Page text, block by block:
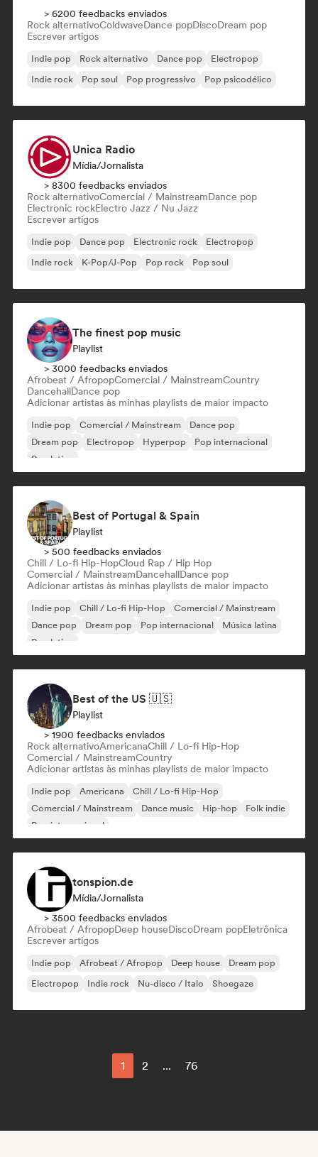
> 6200 feedbacks enviados
Rock alternativoColdwaveDance popDiscoDream pop
Escrever artigos
Indie pop Rock alternativo Dance pop
Electropop
Indie rock
Pop soul Pop progressivo Pop psicodélico
Unica Radio
Mídia/Jornalista
> 8300 feedbacks enviados
Rock alternativoComercial / MainstreamDance pop
Electronic rockElectro Jazz / Nu Jazz
Escrever artigos
Indie pop Dance pop Electronic rock
Electropop
Indie rock
K-Pop/J-Pop Pop rock Pop soul
The finest pop music
Playlist
> 3000 feedbacks enviados
Afrobeat / AfropopComercial / MainstreamCountry
DancehallDance pop
Adicionar artistas às minhas playlists de maior impacto
Indie pop Comercial / Mainstream
Dance pop
Dream pop
Electropop Hyperpop
Pop internacional
Pop latino
Best of Portugal & Spain
Playlist
> 500 feedbacks enviados
Chill / Lo-fi Hip-HopCloud Rap / Hip Hop
Comercial / MainstreamDancehallDance pop
Adicionar artistas às minhas playlists de maior impacto
Indie pop Chill / Lo-fi Hip-Hop
Comercial / Mainstream
Dance pop
Dream pop Pop internacional
Música latina
Pop latino
Best of the US 🇺🇸
Playlist
> 1900 feedbacks enviados
Rock alternativoAmericanaChill / Lo-fi Hip-Hop
Comercial / MainstreamCountry
Adicionar artistas às minhas playlists de maior impacto
Indie pop Americana
Chill / Lo-fi Hip-Hop
Comercial / Mainstream
Dance music Hip-hop
Folk indie
Pop internacional
tonspion.de
Mídia/Jornalista
> 3500 feedbacks enviados
Afrobeat / AfropopDeep houseDiscoDream popEletrônica
Escrever artigos
Indie pop Afrobeat / Afropop Deep house
Dream pop
Electropop
Indie rock Nu-disco / Italo Shoegaze
1 2 ... 76